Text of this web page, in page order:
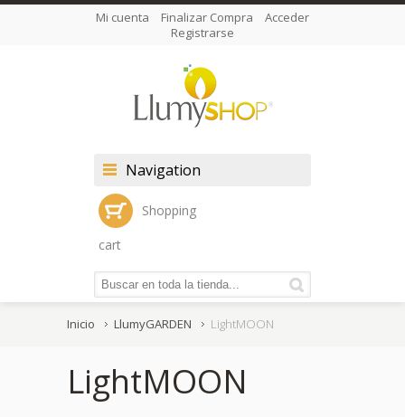
Mi cuenta Finalizar Compra
Acceder
Registrarse
Navigation
Shopping
cart
Inicio LlumyGARDEN LightMOON
LightMOON